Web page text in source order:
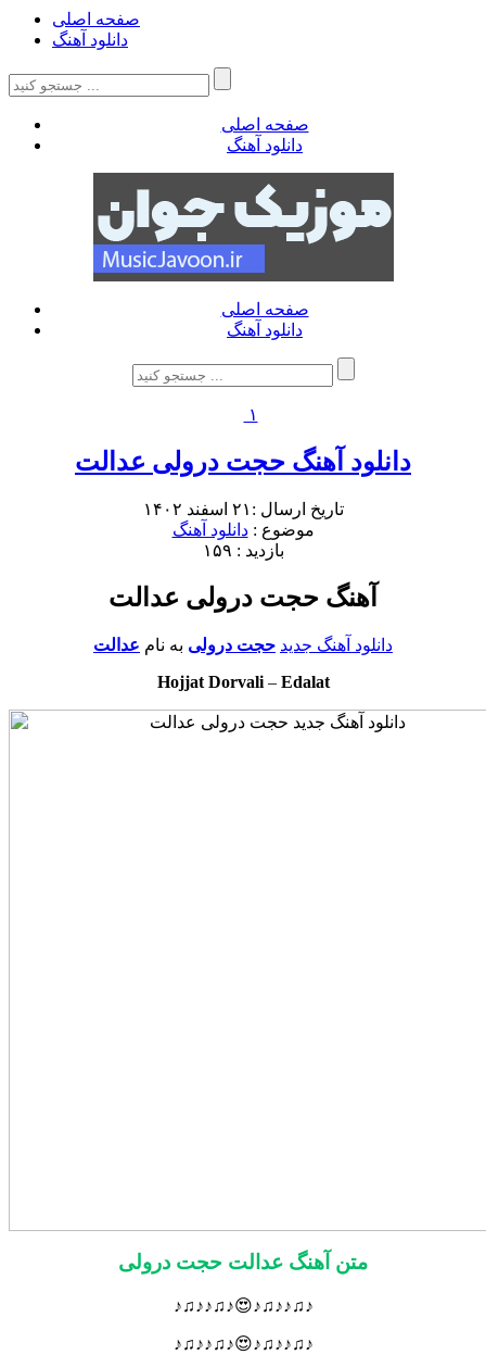
صفحه اصلی
دانلود آهنگ
صفحه اصلی
دانلود آهنگ
صفحه اصلی
دانلود آهنگ
۱
دانلود آهنگ حجت درولی عدالت
تاریخ ارسال :۲۱ اسفند ۱۴۰۲
موضوع :دانلود آهنگ
بازدید : ۱۵۹
آهنگ حجت درولی عدالت
دانلود آهنگ جدید حجت درولی به نام عدالت
Hojjat Dorvali– Edalat
متن آهنگ عدالت حجت درولی
♪♫♪♪♫♪😍♪♫♪♪♫♪
♪♫♪♪♫♪😍♪♫♪♪♫♪